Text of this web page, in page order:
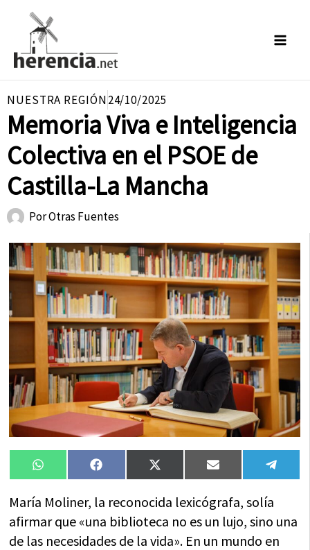
contenido
NUESTRA REGIÓN24/10/2025
Memoria Viva e Inteligencia
Colectiva en el PSOE de
Castilla-La Mancha
PorOtras Fuentes
Compartir
en
WhatsAppCompartir
en
FacebookCompartir
en
X
(Twitter)
Compartir
en
Email
en
María Moliner, la reconocida lexicógrafa, solía
afirmar que «una biblioteca no es un lujo, sino una
de las necesidades de la vida». En un mundo en